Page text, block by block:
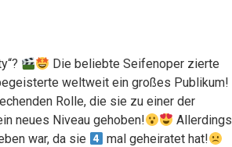
Die beliebte Seifenoper zierte
weltweit ein großes Publikum!
Rolle, die sie zu einer der
neues Niveau gehoben!
Allerdings
war, da sie
mal geheiratet hat!